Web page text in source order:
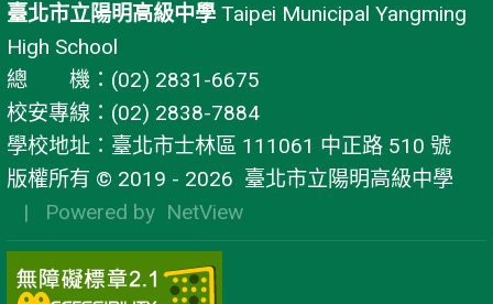
臺北市立陽明高級中學 Taipei Municipal Yangming
High School
總 機：(02) 2831-6675
校安專線：(02) 2838-7884
學校地址：臺北市士林區 111061 中正路 510 號
版權所有 © 2019 - 2026 臺北市立陽明高級中學
| Powered by NetView